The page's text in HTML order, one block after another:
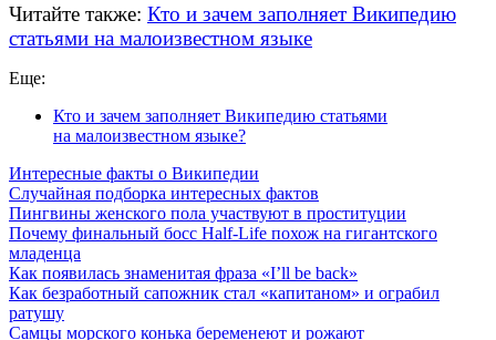
Читайте также: Кто и зачем заполняет Википедию
статьями на малоизвестном языке
Еще:
Кто и зачем заполняет Википедию статьями
на малоизвестном языке?
Интересные факты о Википедии
Случайная подборка интересных фактов
Пингвины женского пола участвуют в проституции
Почему финальный босс Half-Life похож на гигантского
младенца
Как появилась знаменитая фраза «I’ll be back»
Как безработный сапожник стал «капитаном» и ограбил
ратушу
Самцы морского конька беременеют и рожают